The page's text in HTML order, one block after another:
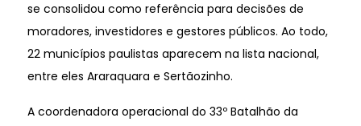
se consolidou como referência para decisões de
moradores, investidores e gestores públicos. Ao todo,
22 municípios paulistas aparecem na lista nacional,
entre eles Araraquara e Sertãozinho.
A coordenadora operacional do 33º Batalhão da